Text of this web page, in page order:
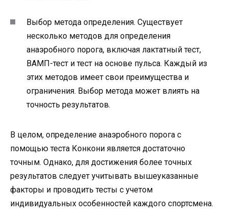
Выбор метода определения. Существует
несколько методов для определения
анаэробного порога, включая лактатный тест,
ВАМП-тест и тест на основе пульса. Каждый из
этих методов имеет свои преимущества и
ограничения. Выбор метода может влиять на
точность результатов.
В целом, определение анаэробного порога с
помощью теста Конкони является достаточно
точным. Однако, для достижения более точных
результатов следует учитывать вышеуказанные
факторы и проводить тесты с учетом
индивидуальных особенностей каждого спортсмена.